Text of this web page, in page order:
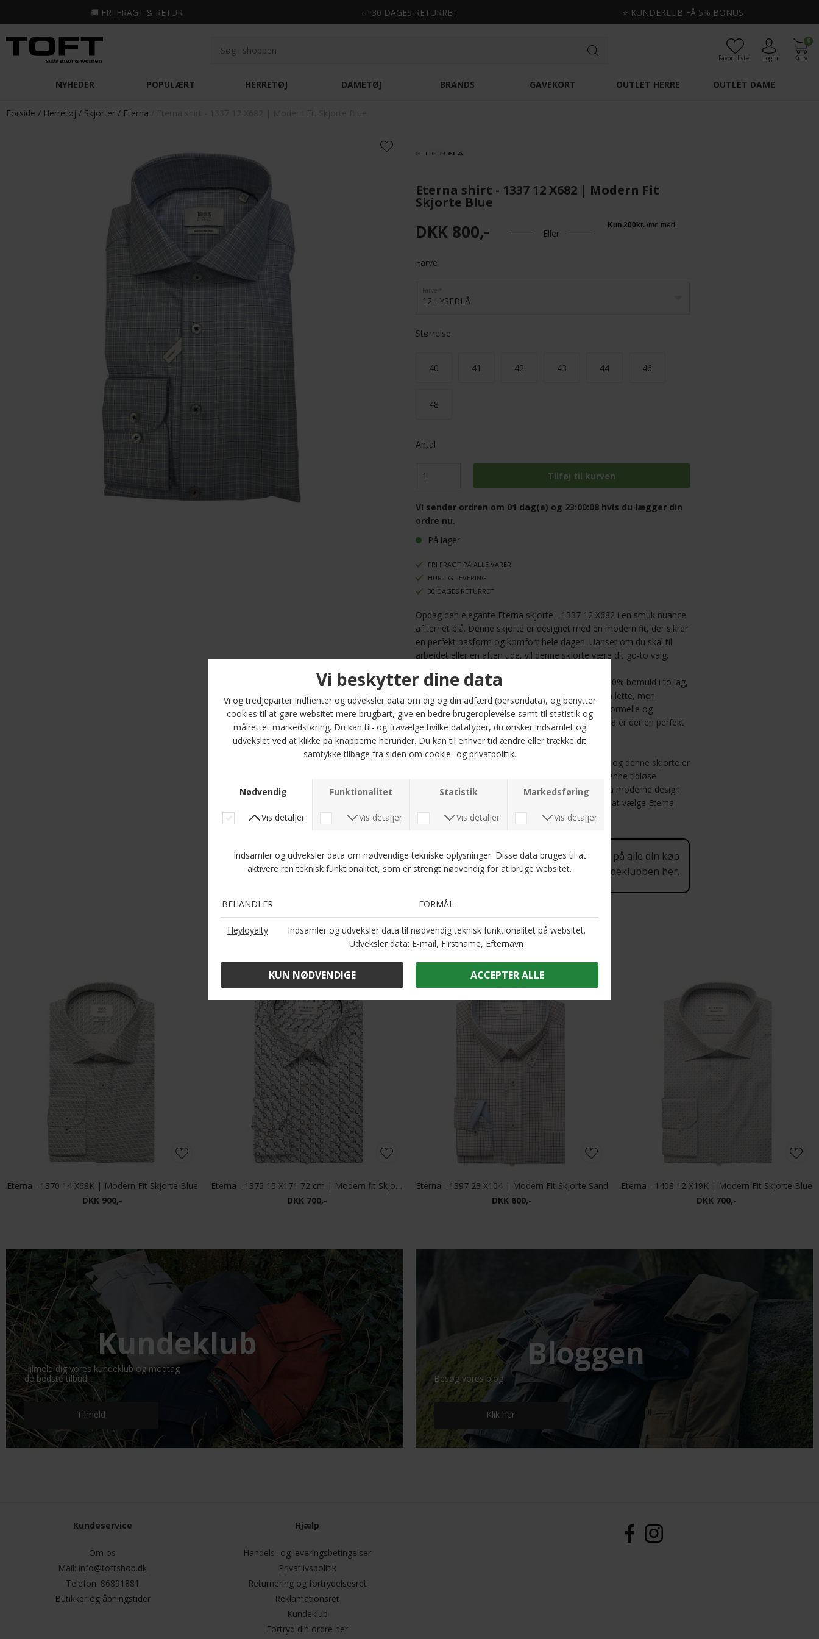
🚚 FRI FRAGT & RETUR ✅ 30 DAGES RETURRET ⭐ KUNDEKLUB FÅ 5% BONUS
Kurv
0
Login
Favoritliste
NYHEDER POPULÆRT HERRETØJ DAMETØJ BRANDS GAVEKORT OUTLET HERRE OUTLET DAME
Forside Herretøj Skjorter Eterna
Eterna shirt - 1337 12 X682 | Modern Fit
Skjorte Blue
DKK 800,- Eller
Farve
12 LYSEBLÅ
Farve
Størrelse
40 41 42 43 44 46
48
Antal
Vi sender ordren om 01 dag(e) og 23:00:07 hvis du lægger din
ordre nu.
På lager
FRI FRAGT PÅ ALLE VARER
HURTIG LEVERING
30 DAGES RETURRET
Opdag den elegante Eterna skjorte - 1337 12 X682 i en smuk nuance
af ternet blå. Denne skjorte er designet med en modern fit, der sikrer
en perfekt pasform og komfort hele dagen. Uanset om du skal til
arbejdet eller en aften ude, vil denne skjorte være dit go-to valg.
Fremstillet af luksus kvalitet, består skjorten af 100% bomuld i to lag,
hvilket giver en blød og åndbar fornemmelse. Den lette, men
holdbare konstruktion gør skjorten ideel til både formelle og
afslappede anledninger. Med størrelser fra 39 til 48 er der en perfekt
pasform til enhver mand.
Eterna er kendt for deres fokus på kvalitet og stil, og denne skjorte er
ingen undtagelse. Giv dit garderobe et løft med denne tidløse
klassiker fra Eterna, der kombinerer det bedste fra moderne design
med en uovertruffen komfort. Du vil ikke fortryde at vælge Eterna
skjorten - 1337 12 X682 som din næste favorit.
Optjen 5 procent rabat på alle din køb
Læs mere om Kundeklubben her.
Andre købte også
Eterna - 1370 14 X68K | Modern Fit Skjorte Blue
DKK 900,-
Eterna - 1375 15 X171 72 cm | Modern fit Skjorte Blue
DKK 700,-
Eterna - 1397 23 X104 | Modern Fit Skjorte Sand
DKK 600,-
Eterna - 1408 12 X19K | Modern Fit Skjorte Blue
DKK 700,-
Kundeklub
Tilmeld dig vores kundeklub og modtag
de bedste tilbud!
Tilmeld
Bloggen
Besøg vores blog
Klik her
Kundeservice
Om os
Mail: info@toftshop.dk
Telefon: 86891881
Butikker og åbningstider
Hjælp
Handels- og leveringsbetingelser
Privatlivspolitik
Returnering og fortrydelsesret
Reklamationsret
Kundeklub
Fortryd din ordre her